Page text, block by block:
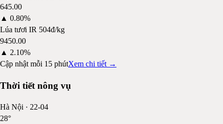
645.00
▲ 0.80%
Lúa tươi IR 504đ/kg
9450.00
▲ 2.10%
Cập nhật mỗi 15 phútXem chi tiết →
Thời tiết nông vụ
Hà Nội · 22-04
28°